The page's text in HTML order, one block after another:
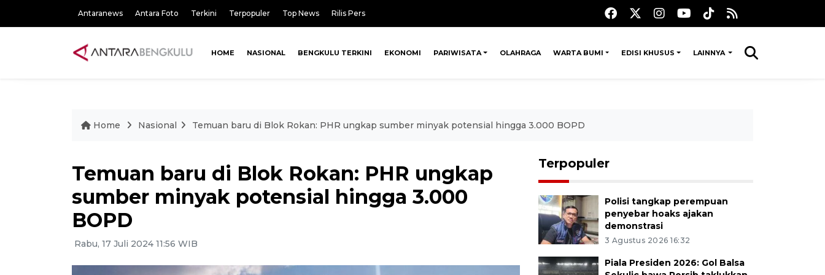
Antaranews Antara Foto Terkini Terpopuler Top News Rilis Pers
HOME NASIONAL BENGKULU TERKINI EKONOMI PARIWISATA OLAHRAGA WARTA BUMI EDISI KHUSUS LAINNYA
Home Nasional Temuan baru di Blok Rokan: PHR ungkap sumber minyak potensial hingga 3.000 BOPD
Temuan baru di Blok Rokan: PHR ungkap
sumber minyak potensial hingga 3.000
BOPD
Rabu, 17 Juli 2024 11:56 WIB
Terpopuler
Polisi tangkap perempuan
penyebar hoaks ajakan
demonstrasi
3 Agustus 2026 16:32
Piala Presiden 2026: Gol Balsa